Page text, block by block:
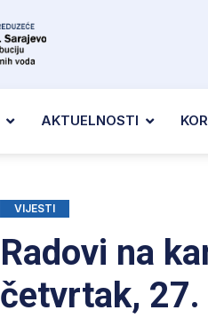
AKTUELNOSTI
VIJESTI
Radovi na
četvrtak,